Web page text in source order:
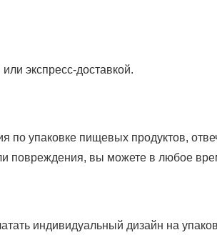
экспресс-доставкой.
по упаковке пищевых продуктов,
повреждения, вы можете в любое
индивидуальный дизайн на